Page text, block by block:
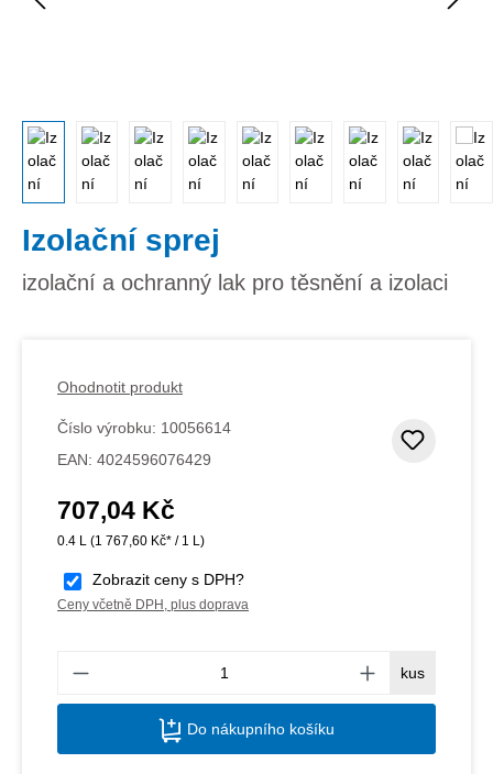
Izolační sprej
izolační a ochranný lak pro těsnění a izolaci
Ohodnotit produkt
Číslo výrobku: 10056614
EAN: 4024596076429
Běžná cena:
707,04 Kč
0.4 L (1 767,60 Kč* / 1 L)
Zobrazit ceny s DPH?
Ceny včetně DPH, plus doprava
kus
Do nákupního košíku